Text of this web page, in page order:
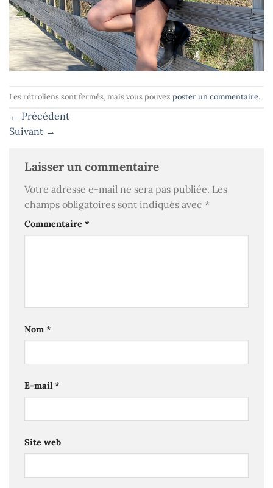
Les rétroliens sont fermés, mais vous pouvez poster un commentaire.
← Précédent
Suivant →
Laisser un commentaire
Votre adresse e-mail ne sera pas publiée. Les
champs obligatoires sont indiqués avec *
Commentaire *
Nom *
E-mail*
Site web